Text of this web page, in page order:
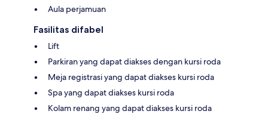
Aula perjamuan
Fasilitas difabel
Lift
Parkiran yang dapat diakses dengan kursi roda
Meja registrasi yang dapat diakses kursi roda
Spa yang dapat diakses kursi roda
Kolam renang yang dapat diakses kursi roda